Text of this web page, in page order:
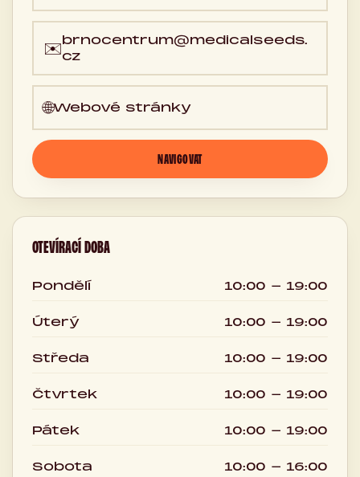
✉️brnocentrum@medicalseeds.
cz
🌐Webové stránky
NAVIGOVAT
OTEVÍRACÍ DOBA
Pondělí 10:00 - 19:00
Úterý 10:00 - 19:00
Středa 10:00 - 19:00
Čtvrtek 10:00 - 19:00
Pátek 10:00 - 19:00
Sobota 10:00 - 16:00